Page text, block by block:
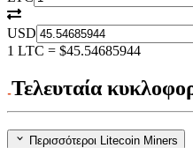
USD
1 LTC = $45.54685944
Τελευταία
Περισσότεροι Litecoin Miners